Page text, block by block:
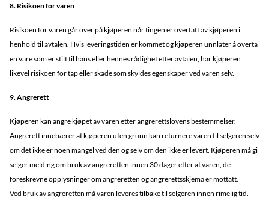
8. Risikoen for varen
Risikoen for varen går over på kjøperen når tingen er overtatt av kjøperen i
henhold til avtalen. Hvis leveringstiden er kommet og kjøperen unnlater å overta
en vare som er stilt til hans eller hennes rådighet etter avtalen, har kjøperen
likevel risikoen for tap eller skade som skyldes egenskaper ved varen selv.
9. Angrerett
Kjøperen kan angre kjøpet av varen etter angrerettslovens bestemmelser.
Angrerett innebærer at kjøperen uten grunn kan returnere varen til selgeren selv
om det ikke er noen mangel ved den og selv om den ikke er levert. Kjøperen må gi
selger melding om bruk av angreretten innen 30 dager etter at varen, de
foreskrevne opplysninger om angreretten og angrerettsskjema er mottatt.
Ved bruk av angreretten må varen leveres tilbake til selgeren innen rimelig tid.